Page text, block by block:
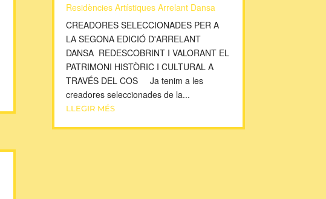
Residències Artístiques Arrelant Dansa
CREADORES SELECCIONADES PER A
LA SEGONA EDICIÓ D'ARRELANT
DANSA REDESCOBRINT I VALORANT EL
PATRIMONI HISTÒRIC I CULTURAL A
TRAVÉS DEL COS Ja tenim a les
creadores seleccionades de la...
LLEGIR MÉS